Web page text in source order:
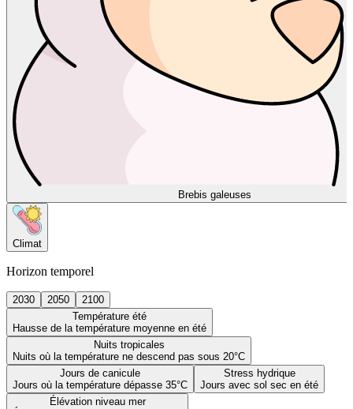
Brebis galeuses
Climat
Horizon temporel
2030 2050
2100
Température été
Hausse de la température moyenne en été
Nuits tropicales
Nuits où la température ne descend pas sous 20°C
Jours de canicule
Jours où la température dépasse 35°C
Stress hydrique
Jours avec sol sec en été
Élévation niveau mer